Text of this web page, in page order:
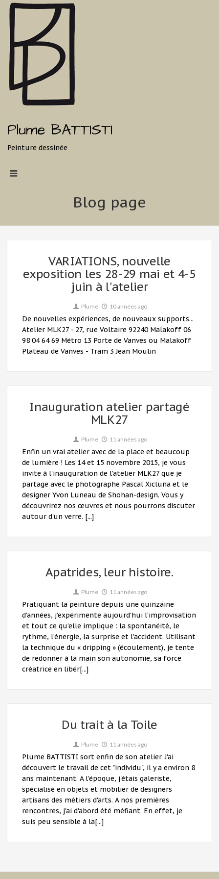
Plume BATTISTI
Peinture dessinée
Blog page
VARIATIONS, nouvelle
exposition les 28-29 mai et 4-5
juin à l'atelier
Plume 10 années ago
De nouvelles expériences, de nouveaux supports...
Atelier MLK27 - 27, rue Voltaire 92240 Malakoff 06
98 04 64 69 Métro 13 Porte de Vanves ou Malakoff
Plateau de Vanves - Tram 3 Jean Moulin
Inauguration atelier partagé
MLK27
Plume 11 années ago
Enfin un vrai atelier avec de la place et beaucoup
de lumière ! Les 14 et 15 novembre 2015, je vous
invite à l'inauguration de l'atelier MLK27 que je
partage avec le photographe Pascal Xicluna et le
designer Yvon Luneau de Shohan-design. Vous y
découvrirez nos œuvres et nous pourrons discuter
autour d'un verre. [...]
Apatrides, leur histoire.
Plume 11 années ago
Pratiquant la peinture depuis une quinzaine
d’années, j’expérimente aujourd’hui l’improvisation
et tout ce qu’elle implique : la spontanéité, le
rythme, l’énergie, la surprise et l’accident. Utilisant
la technique du « dripping » (écoulement), je tente
de redonner à la main son autonomie, sa force
créatrice en libér[...]
Du trait à la Toile
Plume 11 années ago
Plume BATTISTI sort enfin de son atelier. J'ai
découvert le travail de cet "individu", il y a environ 8
ans maintenant. A l'époque, j'étais galeriste,
spécialisé en objets et mobilier de designers
artisans des métiers d'arts. A nos premières
rencontres, j'ai d'abord été méfiant. En effet, je
suis peu sensible à la[...]